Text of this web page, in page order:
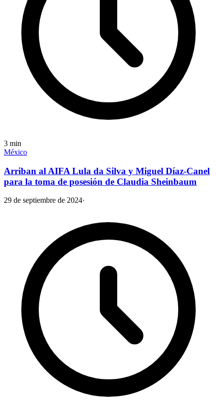
3 min
México
Arriban al AIFA Lula da Silva y Miguel Díaz-Canel
para la toma de posesión de Claudia Sheinbaum
29 de septiembre de 2024·